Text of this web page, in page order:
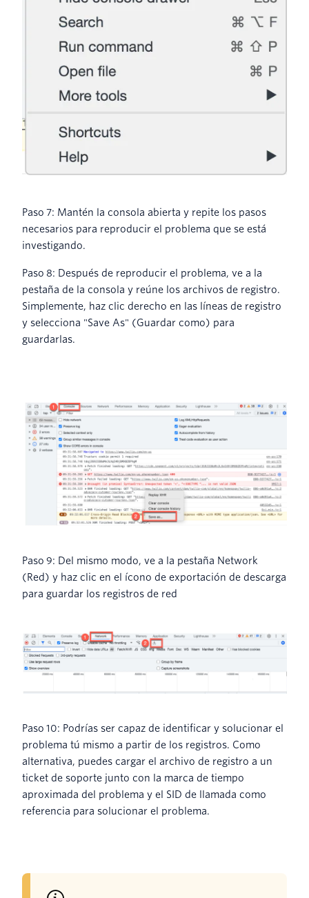
Paso 7: Mantén la consola abierta y repite los pasos
necesarios para reproducir el problema que se está
investigando.
Paso 8: Después de reproducir el problema, ve a la
pestaña de la consola y reúne los archivos de registro.
Simplemente, haz clic derecho en las líneas de registro
y selecciona "Save As" (Guardar como) para
guardarlas.
Paso 9: Del mismo modo, ve a la pestaña Network
(Red) y haz clic en el ícono de exportación de descarga
para guardar los registros de red
Paso 10: Podrías ser capaz de identificar y solucionar el
problema tú mismo a partir de los registros. Como
alternativa, puedes cargar el archivo de registro a un
ticket de soporte junto con la marca de tiempo
aproximada del problema y el SID de llamada como
referencia para solucionar el problema.